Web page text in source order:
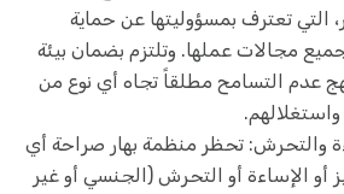
التي تعترف بمسؤوليتها عن حماية
مجالات عملها. وتلتزم بضمان بيئة
عدم التسامح مطلقاً تجاه أي نوع من
والتحرش: تحظر منظمة بهار صراحة أي
الإساءة أو التحرش (الجنسي أو غير